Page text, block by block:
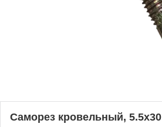
Саморез кровельный, 5.5х30